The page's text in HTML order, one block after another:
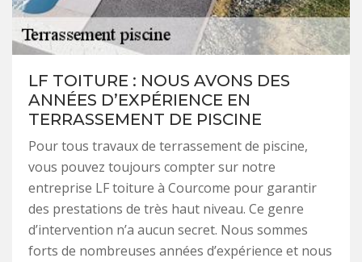
LF TOITURE : NOUS AVONS DES
ANNÉES D’EXPÉRIENCE EN
TERRASSEMENT DE PISCINE
Pour tous travaux de terrassement de piscine,
vous pouvez toujours compter sur notre
entreprise LF toiture à Courcome pour garantir
des prestations de très haut niveau. Ce genre
d’intervention n’a aucun secret. Nous sommes
forts de nombreuses années d’expérience et nous